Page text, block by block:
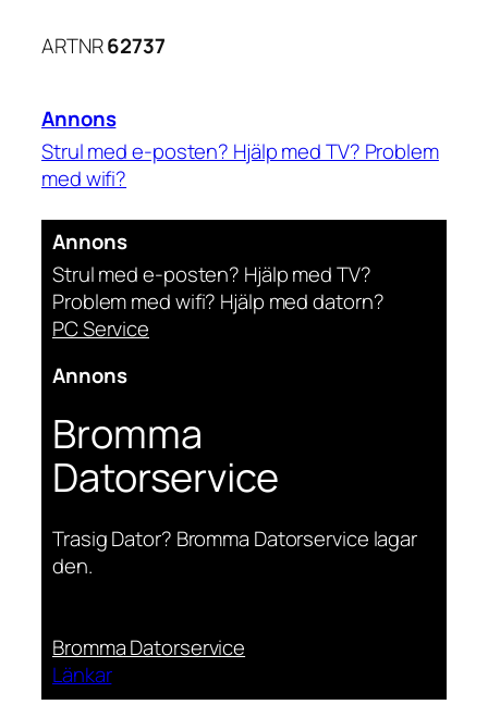
ARTNR62737
Annons
Strul med e-posten? Hjälp med TV? Problem
med wifi?
Annons
Strul med e-posten? Hjälp med TV?
Problem med wifi? Hjälp med datorn?
PC Service
Annons
Bromma
Datorservice
Trasig Dator? Bromma Datorservice lagar
den.
Bromma Datorservice
Länkar